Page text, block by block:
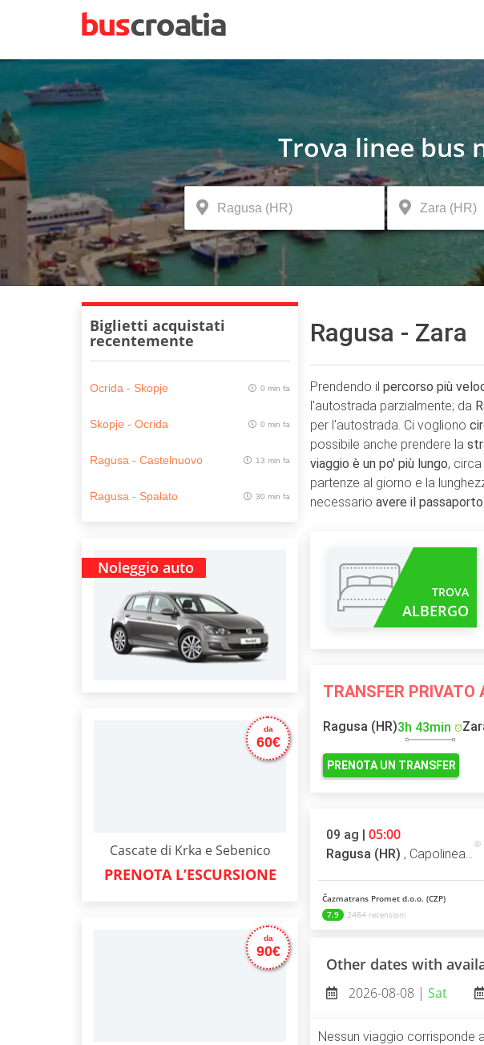
Trova linee bus
Biglietti acquistati
recentemente
Ocrida - Skopje 0 min fa
Skopje - Ocrida 0 min fa
Ragusa - Castelnuovo 13 min fa
Ragusa - Spalato 30 min fa
Noleggio auto
Cascate di Krka e Sebenico
da
60€
PRENOTA L’ESCURSIONE
da
90€
Ragusa - Zara
Prendendo il percorso più
l'autostrada parzialmente; da
per l'autostrada. Ci vogliono
possibile anche prendere la
viaggio è un po' più lungo,
partenze al giorno e la
necessario avere il
TROVA
ALBERGO
TRANSFER PRIVATO
Ragusa (HR)3h 43min
PRENOTA UN TRANSFER
09 ag | 05:00
Ragusa (HR) , Capolinea autobus
Čazmatrans Promet d.o.o. (CZP)
7.9
2484 recensioni
Other dates with
2026-08-08 | Sat
Nessun viaggio corrisponde